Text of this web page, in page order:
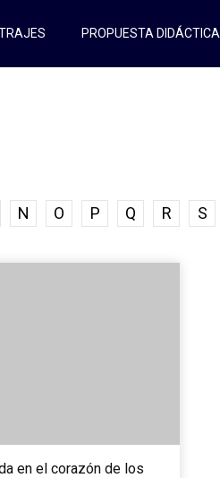
PROPUESTA DIDÁCTICA
N O P Q R S
en el corazón de los